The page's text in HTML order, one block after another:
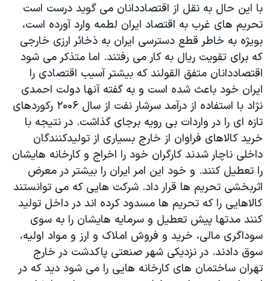
با اين حال به نقل از اقتصاددانان می گويد درست است
تحريم های غرب به اقتصاد ايران لطمه وارد آورده است،
بويژه به خاطر قطع دسترسی ايران به ذخائر ارزی خارجی
که برای تقويت ريال به کار می رفتند. اما متذکر می شود
اقتصاددانان متفق القولند که بيشتر آسيب اقتصادی را
ايران خود باعث شده است و به گفته آنها دولت احمدی
نژاد با استفاده از درآمد سرشار نفت از سال ۲۰۰۶ رکوردهای
تازه ای را در واردات بی رويه برجای گذاشت. در نتيجه با
خريد کالاهای فراوان از خارج بسياری از توليدکنندگان
داخلی ناچار شدند کارگران خود را اخراج و کارخانه هايشان
را تعطيل کنند. و خود اين امر ايران را بيشتر در معرض
اثربخشی تحريم ها قرار داد. شرکت هايی که می توانستند
کالاهايی را که تحريم ها مسدود کرده اند در داخل توليد
کنند مدتها پيش تعطيل و سرمايه هايشان را به سوی
سوداگری مالی، خريد و فروش املاک و ارز و مواد اوليه،
سوق دادند. در نزديکی شهر صنعتی پاکدشت در خارج
تهران ساختمان های کارخانه هايی را می شود ديد که در